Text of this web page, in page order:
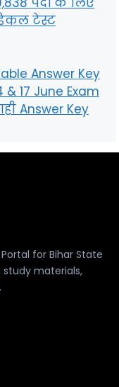
टेस्ट
Answer Key
& 17 June Exam
Answer Key
for Bihar State
study materials,